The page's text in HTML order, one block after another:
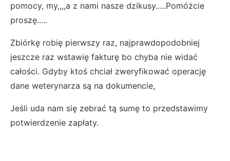
pomocy, my,,,,a z nami nasze dzikusy.....Pomóżcie
proszę.....
Zbiórkę robię pierwszy raz, najprawdopodobniej
jeszcze raz wstawię fakturę bo chyba nie widać
całości. Gdyby ktoś chciał zweryfikować operację
dane weterynarza są na dokumencie,
Jeśli uda nam się zebrać tą sumę to przedstawimy
potwierdzenie zapłaty.